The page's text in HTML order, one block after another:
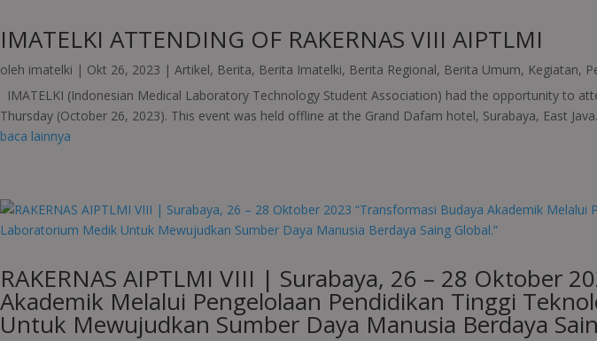
IMATELKI ATTENDING OF RAKERNAS VIII AIPTLMI
oleh imatelki | Okt 26, 2023 | Artikel, Berita, Berita Imatelki, Berita Regional, Berita Umum, Kegiatan,
IMATELKI (Indonesian Medical Laboratory Technology Student Association) had the opportunity to
Thursday (October 26, 2023). This event was held offline at the Grand Dafam hotel, Surabaya, East
baca lainnya
RAKERNAS AIPTLMI VIII | Surabaya, 26 – 28 Oktober
Akademik Melalui Pengelolaan Pendidikan Tinggi
Untuk Mewujudkan Sumber Daya Manusia Berdaya